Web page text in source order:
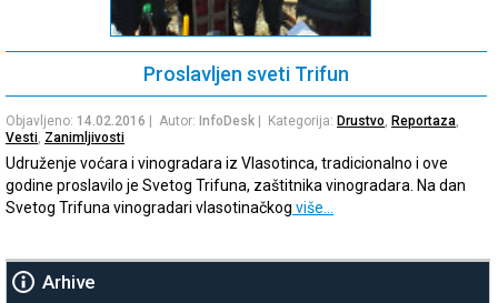
Proslavljen sveti Trifun
Objavljeno: 14.02.2016 | Autor: InfoDesk | Kategorija: Drustvo, Reportaza,
Vesti, Zanimljivosti
Udruženje voćara i vinogradara iz Vlasotinca, tradicionalno i ove
godine proslavilo je Svetog Trifuna, zaštitnika vinogradara. Na dan
Svetog Trifuna vinogradari vlasotinačkog više…
Arhive